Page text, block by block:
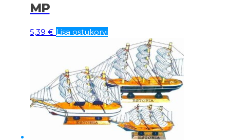
MP
5,39 € Lisa ostukorvi